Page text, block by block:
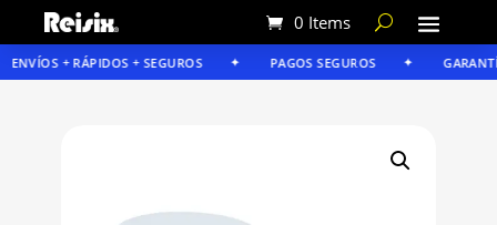
0 Items
ENVÍOS + RÁPIDOS + SEGUROS PAGOS SEGUROS